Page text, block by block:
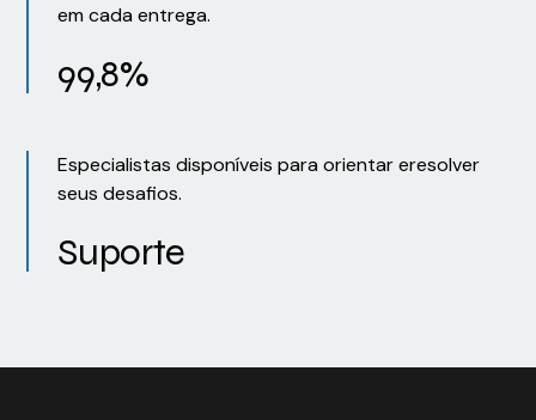
em cada entrega.
99,8%
Especialistas disponíveis para orientar eresolver
seus desafios.
Suporte